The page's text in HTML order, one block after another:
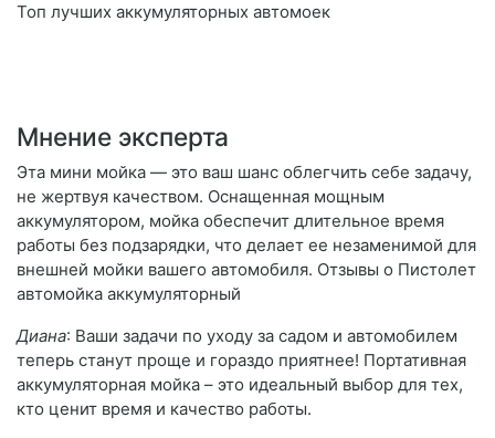
Топ лучших аккумуляторных автомоек
Мнение эксперта
Эта мини мойка — это ваш шанс облегчить себе задачу,
не жертвуя качеством. Оснащенная мощным
аккумулятором, мойка обеспечит длительное время
работы без подзарядки, что делает ее незаменимой для
внешней мойки вашего автомобиля. Отзывы о Пистолет
автомойка аккумуляторный
Диана: Ваши задачи по уходу за садом и автомобилем
теперь станут проще и гораздо приятнее! Портативная
аккумуляторная мойка – это идеальный выбор для тех,
кто ценит время и качество работы.